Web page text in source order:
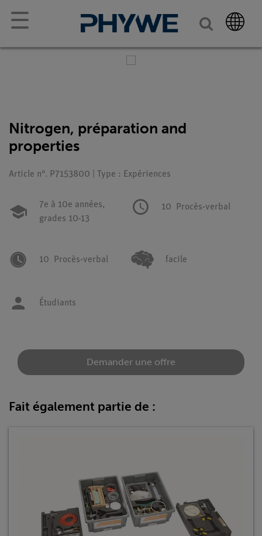
☰
Nitrogen, préparation and
properties
Article n°. P7153800 | Type : Expériences
7e à 10e années,
grades 10-13
10 Procès-verbal
10 Procès-verbal facile
Étudiants
Demander une offre
Fait également partie de :